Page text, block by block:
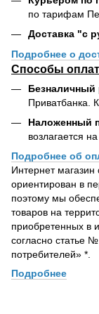
по тарифам
Доставка "с
Подробнее о
Способы
Безналичный
Приватбанка.
Наложенный
возлагается
Подробнее об
Интернет
ориентирован в
поэтому мы
товаров на
приобретенных в
согласно статье
потребителей» *.
Подробнее